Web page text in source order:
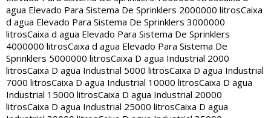
agua Elevado Para Sistema De Sprinklers 2000000 litrosCaixa
d agua Elevado Para Sistema De Sprinklers 3000000
litrosCaixa d agua Elevado Para Sistema De Sprinklers
4000000 litrosCaixa d agua Elevado Para Sistema De
Sprinklers 5000000 litrosCaixa D agua Industrial 2000
litrosCaixa D agua Industrial 5000 litrosCaixa D agua Industrial
7000 litrosCaixa D agua Industrial 10000 litrosCaixa D agua
Industrial 15000 litrosCaixa D agua Industrial 20000
litrosCaixa D agua Industrial 25000 litrosCaixa D agua